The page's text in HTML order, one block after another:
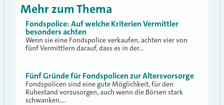
Mehr zum Thema
Fondspolice: Auf welche Kriterien Vermittler
besonders achten
Wenn sie eine Fondspolice verkaufen, achten vier von
fünf Vermittlern darauf, dass es in der…
Fünf Gründe für Fondspolicen zur Altersvorsorge
Fondspolicen sind eine gute Möglichkeit, für den
Ruhestand vorzusorgen, auch wenn die Börsen stark
schwanken.…